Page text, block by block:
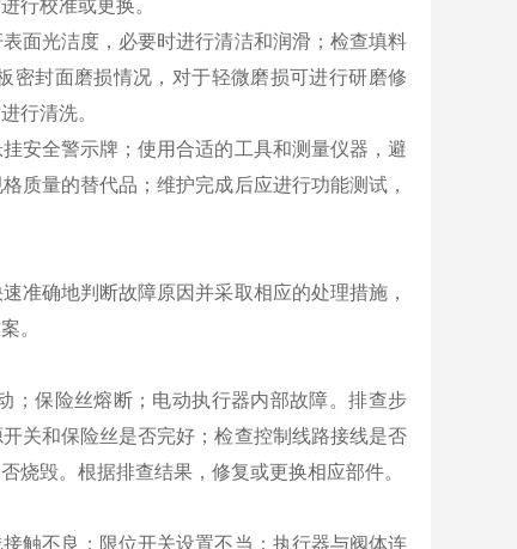
行校准或更换。
面光洁度，必要时进行清洁和润滑；检查填料
密封面磨损情况，对于轻微磨损可进行研磨修
行清洗。
安全警示牌；使用合适的工具和测量仪器，避
质量的替代品；维护完成后应进行功能测试，
准确地判断故障原因并采取相应的处理措施，
。
；保险丝熔断；电动执行器内部故障。排查步
关和保险丝是否完好；检查控制线路接线是否
烧毁。根据排查结果，修复或更换相应部件。
触不良；限位开关设置不当；执行器与阀体连